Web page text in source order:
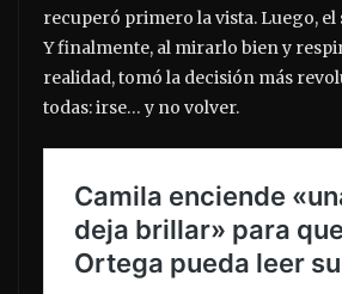
recuperó primero la vista. Luego,
Y finalmente, al mirarlo bien y
realidad, tomó la decisión más
todas: irse… y no volver.